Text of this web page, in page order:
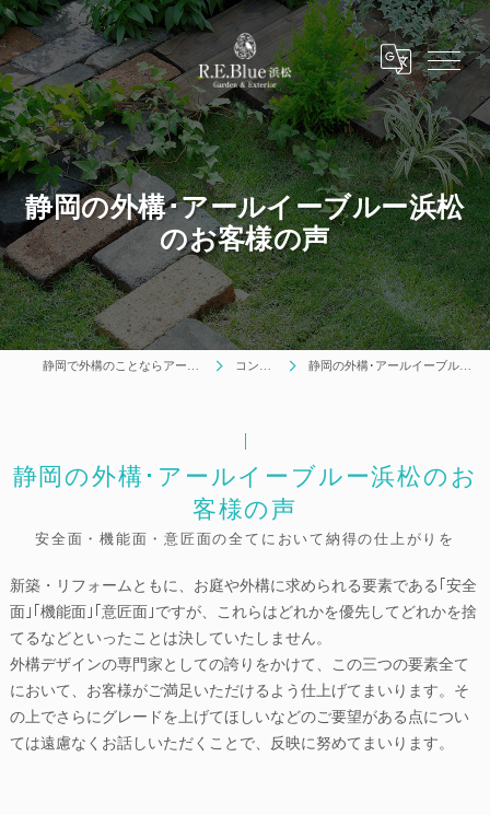
静岡の外構･アールイーブルー浜松
のお客様の声
コンセプト 静岡の外構･アールイーブルー浜松のお客様の声
安全面・機能面・意匠面の全てにおいて納得の仕上がりを
静岡の外構･アールイーブルー浜松のお
客様の声
新築・リフォームともに、お庭や外構に求められる要素である｢安全
面｣｢機能面｣｢意匠面｣ですが、これらはどれかを優先してどれかを捨
てるなどといったことは決していたしません。
外構デザインの専門家としての誇りをかけて、この三つの要素全て
において、お客様がご満足いただけるよう仕上げてまいります。そ
の上でさらにグレードを上げてほしいなどのご要望がある点につい
ては遠慮なくお話しいただくことで、反映に努めてまいります。